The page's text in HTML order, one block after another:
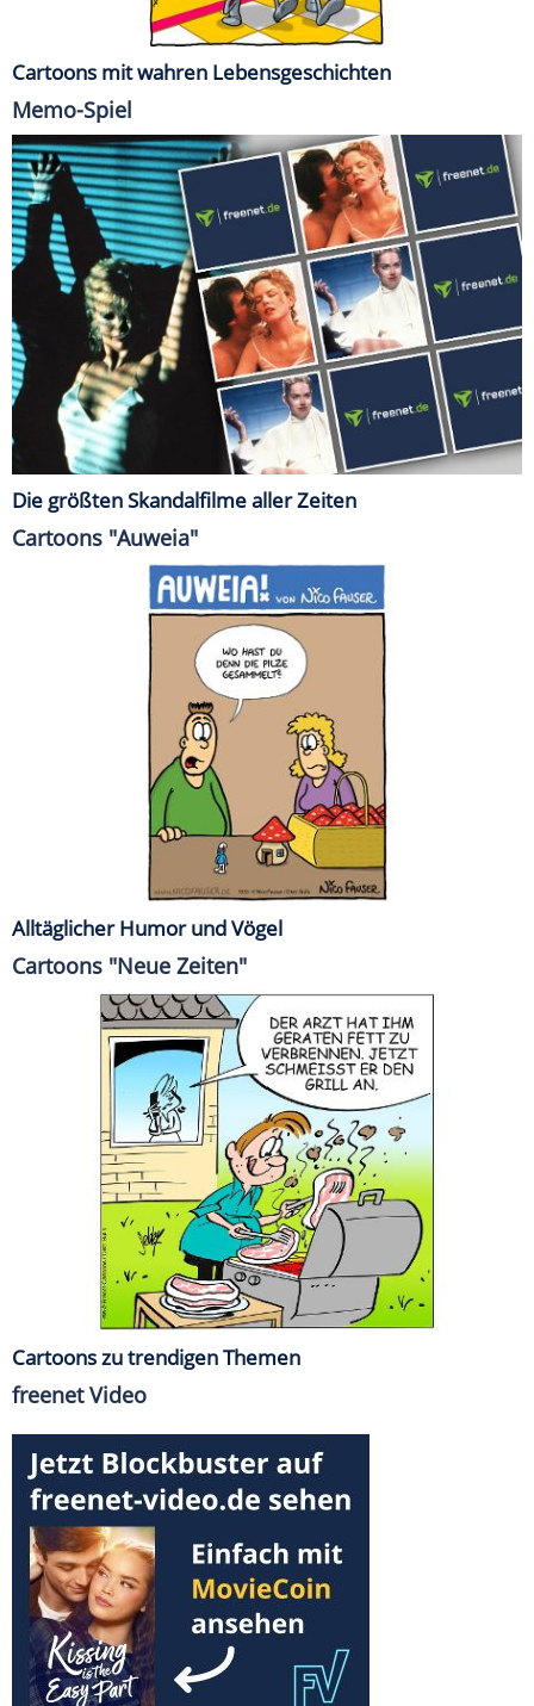
Cartoons mit wahren Lebensgeschichten
Memo-Spiel
Die größten Skandalfilme aller Zeiten
Cartoons "Auweia"
Alltäglicher Humor und Vögel
Cartoons "Neue Zeiten"
Cartoons zu trendigen Themen
freenet Video